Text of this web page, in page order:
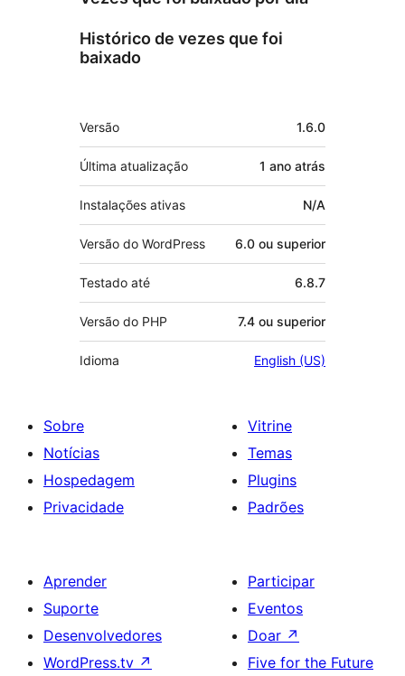
Histórico de vezes que foi
baixado
Meta
Versão 1.6.0
Última atualização 1 ano atrás
Instalações ativas N/A
Versão do WordPress 6.0 ou superior
Testado até 6.8.7
Versão do PHP 7.4 ou superior
Idioma English (US)
Sobre
Notícias
Hospedagem
Privacidade
Vitrine
Temas
Plugins
Padrões
Aprender
Suporte
Desenvolvedores
WordPress.tv ↗
Participar
Eventos
Doar ↗
Five for the Future